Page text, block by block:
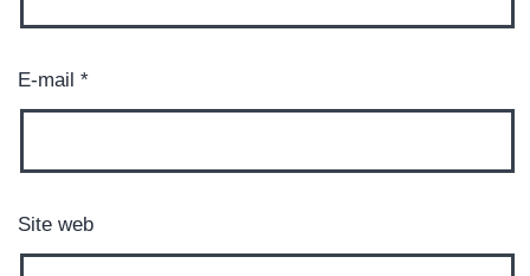
E-mail *
Site web